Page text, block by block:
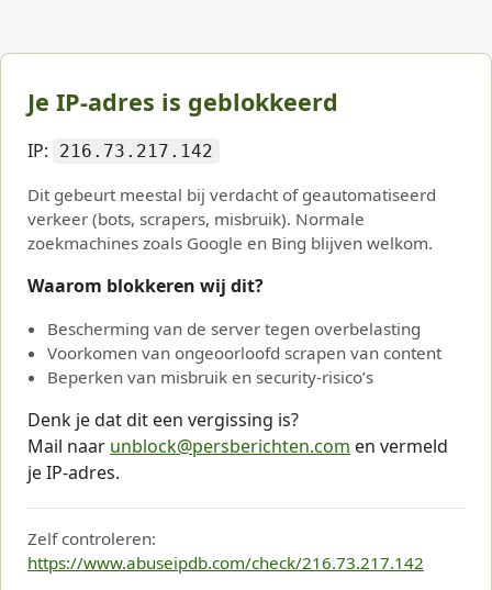
Je IP-adres is geblokkeerd
IP: 216.73.217.142
Dit gebeurt meestal bij verdacht of geautomatiseerd
verkeer (bots, scrapers, misbruik). Normale
zoekmachines zoals Google en Bing blijven welkom.
Waarom blokkeren wij dit?
Bescherming van de server tegen overbelasting
Voorkomen van ongeoorloofd scrapen van content
Beperken van misbruik en security-risico’s
Denk je dat dit een vergissing is?
Mail naar unblock@persberichten.com en vermeld
je IP-adres.
Zelf controleren:
https://www.abuseipdb.com/check/216.73.217.142